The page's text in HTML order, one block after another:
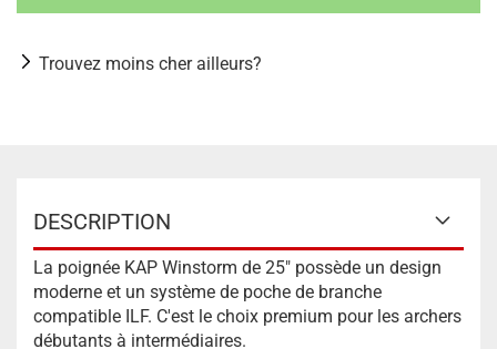
Trouvez moins cher ailleurs?
DESCRIPTION
La poignée KAP Winstorm de 25" possède un design
moderne et un système de poche de branche
compatible ILF. C'est le choix premium pour les archers
débutants à intermédiaires.